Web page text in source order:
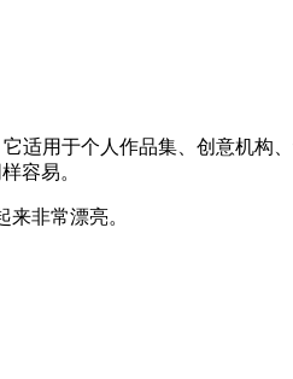
适用于个人作品集、创意机构
容易。
非常漂亮。